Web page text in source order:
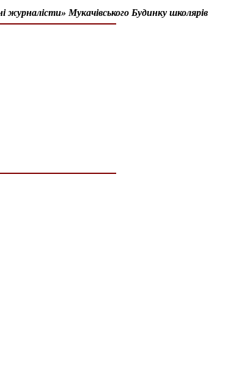
Мукачівського Будинку школярів